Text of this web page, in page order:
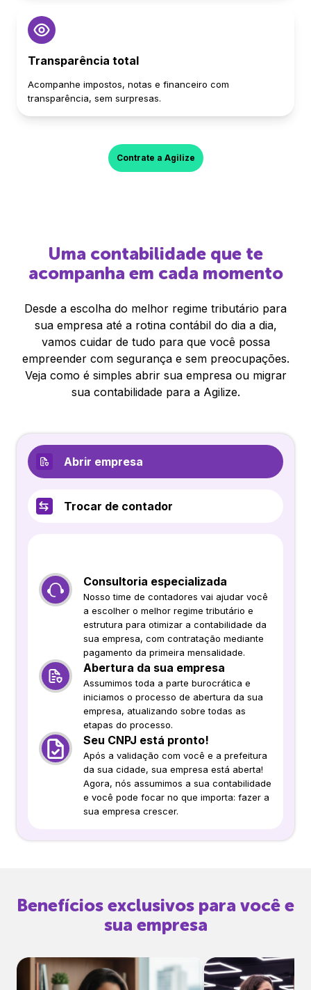
Transparência total
Acompanhe impostos, notas e financeiro com
transparência, sem surpresas.
Contrate a Agilize
Uma contabilidade que te
acompanha em cada momento
Desde a escolha do melhor regime tributário para
sua empresa até a rotina contábil do dia a dia,
vamos cuidar de tudo para que você possa
empreender com segurança e sem preocupações.
Veja como é simples abrir sua empresa ou migrar
sua contabilidade para a Agilize.
Abrir empresa
Trocar de contador
Consultoria especializada
Nosso time de contadores vai ajudar você
a escolher o melhor regime tributário e
estrutura para otimizar a contabilidade da
sua empresa, com contratação mediante
pagamento da primeira mensalidade.
Abertura da sua empresa
Assumimos toda a parte burocrática e
iniciamos o processo de abertura da sua
empresa, atualizando sobre todas as
etapas do processo.
Seu CNPJ está pronto!
Após a validação com você e a prefeitura
da sua cidade, sua empresa está aberta!
Agora, nós assumimos a sua contabilidade
e você pode focar no que importa: fazer a
sua empresa crescer.
Benefícios exclusivos para você e
sua empresa